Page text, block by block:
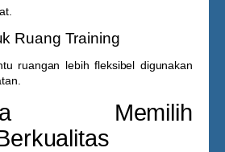
Ruang Training
ruangan lebih fleksibel digunakan
Memilih